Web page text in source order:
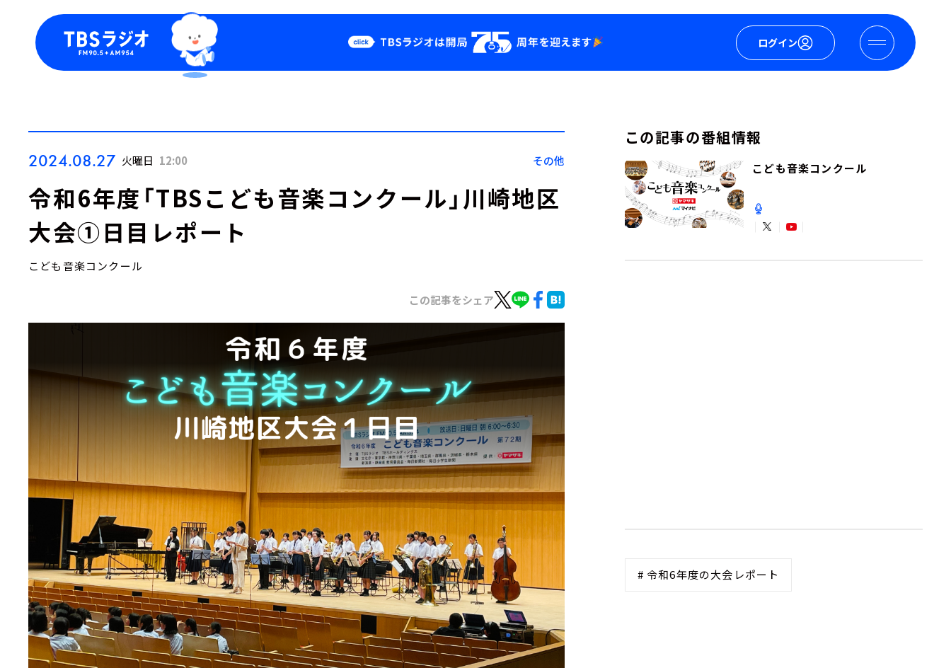
ログイン
Podcast
YouTube
2024.08.27 火曜日 12:00 その他
令和6年度「TBSこども音楽コンクール」川崎地区
大会①日目レポート
こども音楽コンクール
この記事をシェア
この記事の番組情報
こども音楽コンクール
# 令和6年度の大会レポート